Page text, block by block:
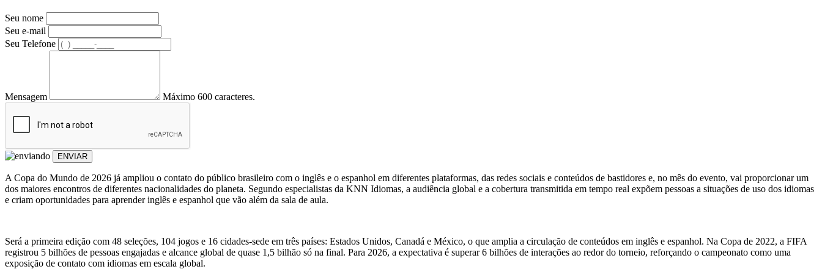
Seu nome
Seu e-mail
Seu Telefone
Mensagem Máximo 600 caracteres.
ENVIAR
A Copa do Mundo de 2026 já ampliou o contato do público brasileiro com o inglês e o espanhol em diferentes plataformas, das redes sociais e conteúdos de bastidores e, no mês do evento, vai proporcionar um
dos maiores encontros de diferentes nacionalidades do planeta. Segundo especialistas da KNN Idiomas, a audiência global e a cobertura transmitida em tempo real expõem pessoas a situações de uso dos idiomas
e criam oportunidades para aprender inglês e espanhol que vão além da sala de aula.
Será a primeira edição com 48 seleções, 104 jogos e 16 cidades-sede em três países: Estados Unidos, Canadá e México, o que amplia a circulação de conteúdos em inglês e espanhol. Na Copa de 2022, a FIFA
registrou 5 bilhões de pessoas engajadas e alcance global de quase 1,5 bilhão só na final. Para 2026, a expectativa é superar 6 bilhões de interações ao redor do torneio, reforçando o campeonato como uma
exposição de contato com idiomas em escala global.